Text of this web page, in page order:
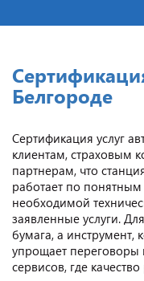
Белгороде
Сертификация услуг
клиентам, страховым
партнерам, что
работает по
необходимой
заявленные услуги.
бумага, а инструмент,
упрощает переговоры
сервисов, где